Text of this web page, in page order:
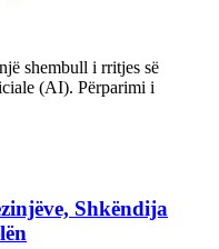
shembull i rritjes së
(AI). Përparimi i
Shkëndija